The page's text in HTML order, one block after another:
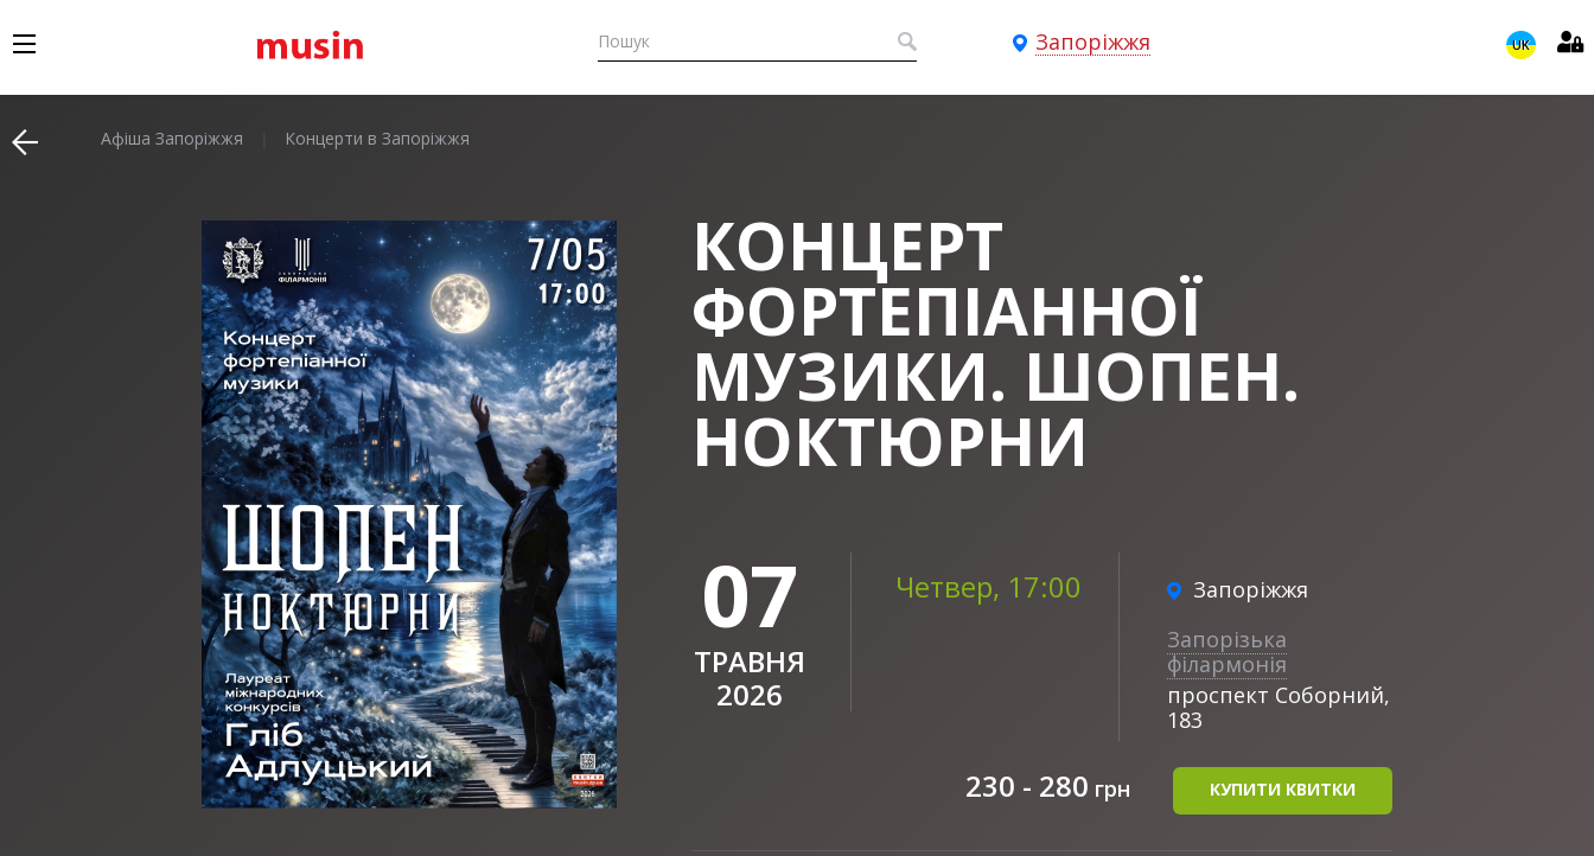
Запоріжжя UK
Афіша Запоріжжя Концерти в Запоріжжя
КОНЦЕРТ
ФОРТЕПІАННОЇ
МУЗИКИ. ШОПЕН.
НОКТЮРНИ
Запоріжжя
Запорізька
філармонія
проспект Соборний,
183
07
ТРАВНЯ
2026
Четвер, 17:00
230 - 280 грн КУПИТИ КВИТКИ